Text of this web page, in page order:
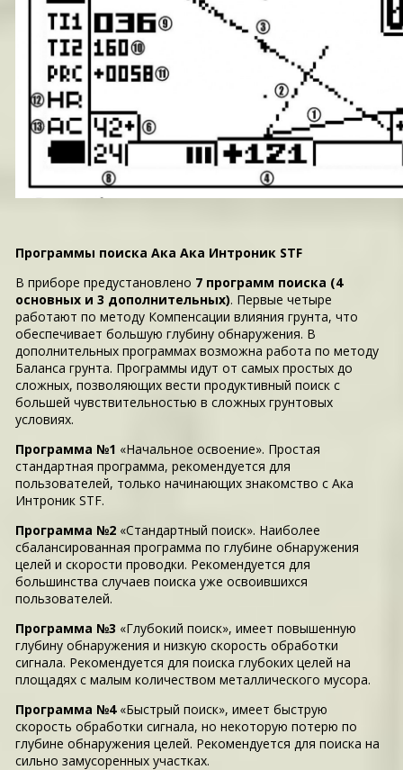
Программы поиска Ака Ака Интроник STF
В приборе предустановлено 7 программ поиска (4
основных и 3 дополнительных). Первые четыре
работают по методу Компенсации влияния грунта, что
обеспечивает большую глубину обнаружения. В
дополнительных программах возможна работа по методу
Баланса грунта. Программы идут от самых простых до
сложных, позволяющих вести продуктивный поиск с
большей чувствительностью в сложных грунтовых
условиях.
Программа №1 «Начальное освоение». Простая
стандартная программа, рекомендуется для
пользователей, только начинающих знакомство с Ака
Интроник STF.
Программа №2 «Стандартный поиск». Наиболее
сбалансированная программа по глубине обнаружения
целей и скорости проводки. Рекомендуется для
большинства случаев поиска уже освоившихся
пользователей.
Программа №3 «Глубокий поиск», имеет повышенную
глубину обнаружения и низкую скорость обработки
сигнала. Рекомендуется для поиска глубоких целей на
площадях с малым количеством металлического мусора.
Программа №4«Быстрый поиск», имеет быструю
скорость обработки сигнала, но некоторую потерю по
глубине обнаружения целей. Рекомендуется для поиска на
сильно замусоренных участках.